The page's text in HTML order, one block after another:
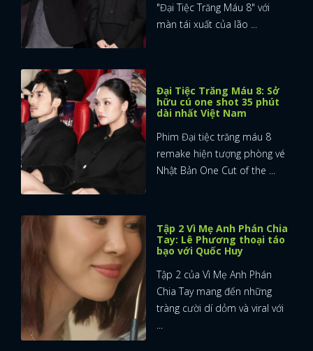
"Đại Tiệc Trăng Máu 8" với
màn tái xuất của lão ...
Đại Tiệc Trăng Máu 8: Sở
hữu cú one shot 35 phút
dài nhất Việt Nam
Phim Đại tiệc trăng máu 8
remake hiện tượng phòng vé
Nhật Bản One Cut of the ...
Tập 2 Vì Mẹ Anh Phán Chia
Tay: Lê Phương thoại táo
bạo với Quốc Huy
Tập 2 của Vì Mẹ Anh Phán
Chia Tay mang đến những
tràng cười dí dỏm và viral với
...